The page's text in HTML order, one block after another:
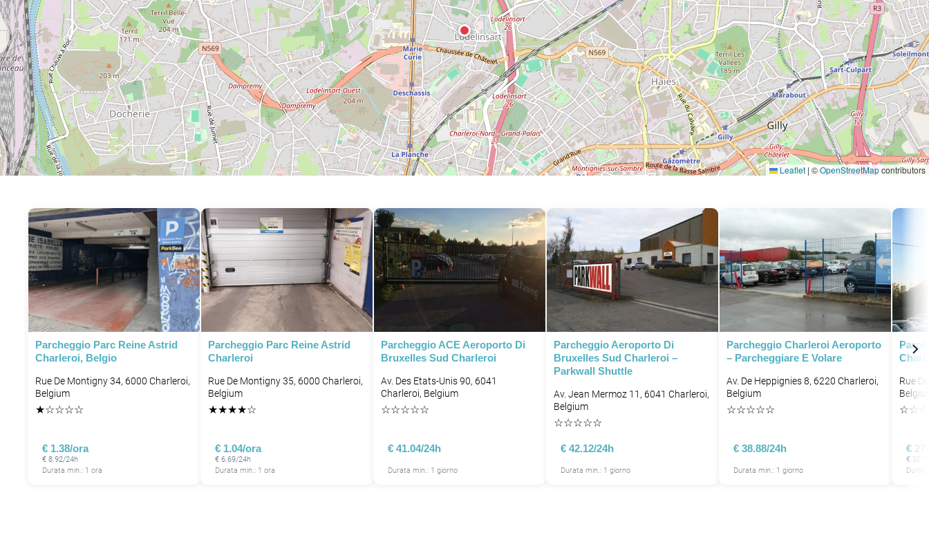
Leaflet | ©OpenStreetMapcontributors
Parcheggio Parc Reine Astrid
Charleroi, Belgio
Rue De Montigny 34, 6000 Charleroi,
Belgium
★☆☆☆☆
€ 1.38/ora
€ 8.92/24h
Durata min.: 1 ora
Parcheggio Parc Reine Astrid
Charleroi
Rue De Montigny 35, 6000 Charleroi,
Belgium
★★★★☆
€ 1.04/ora
€ 6.69/24h
Durata min.: 1 ora
Parcheggio ACE Aeroporto Di
Bruxelles Sud Charleroi
Av. Des Etats-Unis 90, 6041
Charleroi, Belgium
☆☆☆☆☆
€ 41.04/24h
Durata min.: 1 giorno
Parcheggio Aeroporto Di
Bruxelles Sud Charleroi –
Parkwall Shuttle
Av. Jean Mermoz 11, 6041 Charleroi,
Belgium
☆☆☆☆☆
€ 42.12/24h
Durata min.: 1 giorno
Parcheggio Charleroi Aeroporto
– Parcheggiare E Volare
Av. De Heppignies 8, 6220 Charleroi,
Belgium
☆☆☆☆☆
€ 38.88/24h
Durata min.: 1 giorno
Rue
☆☆
€
€